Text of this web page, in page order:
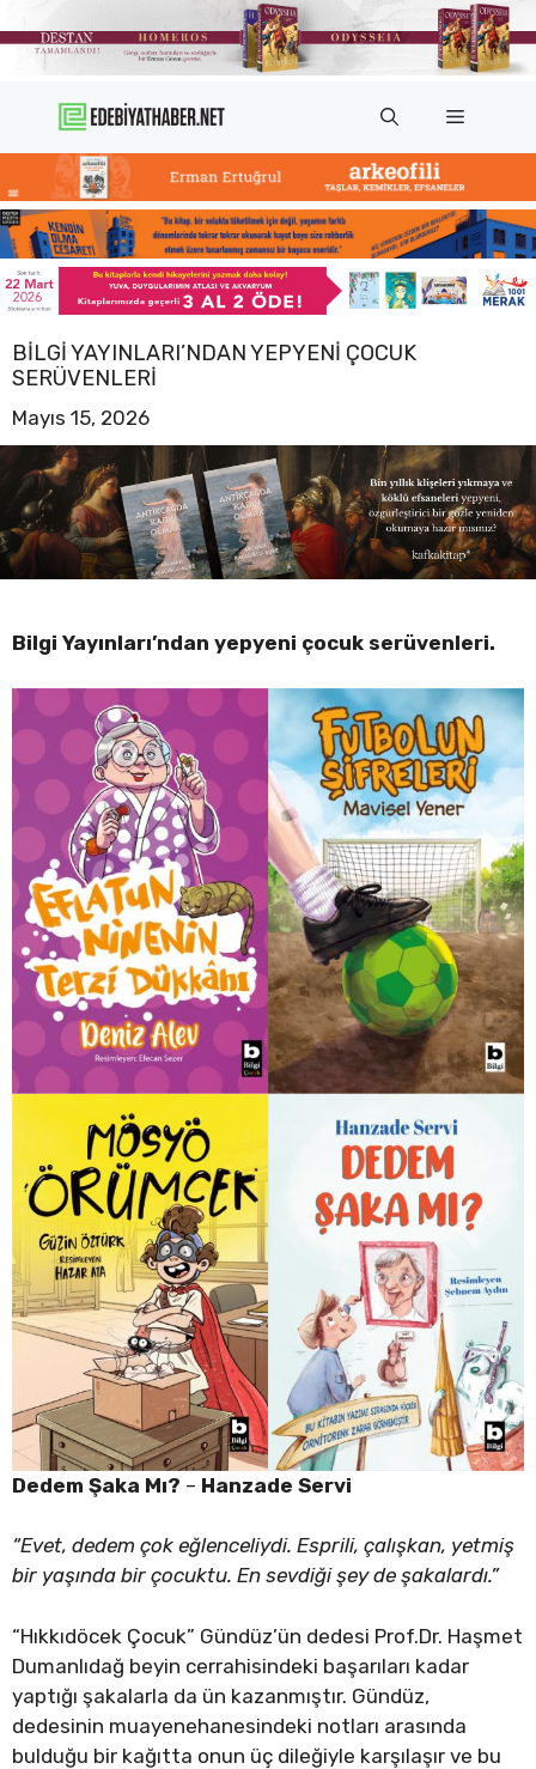
atla
Menü
BILGI YAYINLARI’NDAN YEPYENI ÇOCUK
SERÜVENLERI
Mayıs 15, 2026
Bilgi Yayınları’ndan yepyeni çocuk serüvenleri.
Dedem Şaka Mı? – Hanzade Servi
“Evet, dedem çok eğlenceliydi. Esprili, çalışkan, yetmiş
bir yaşında bir çocuktu. En sevdiği şey de şakalardı.”
“Hıkkıdöcek Çocuk” Gündüz’ün dedesi Prof.Dr. Haşmet
Dumanlıdağ beyin cerrahisindeki başarıları kadar
yaptığı şakalarla da ün kazanmıştır. Gündüz,
dedesinin muayenehanesindeki notları arasında
bulduğu bir kağıtta onun üç dileğiyle karşılaşır ve bu